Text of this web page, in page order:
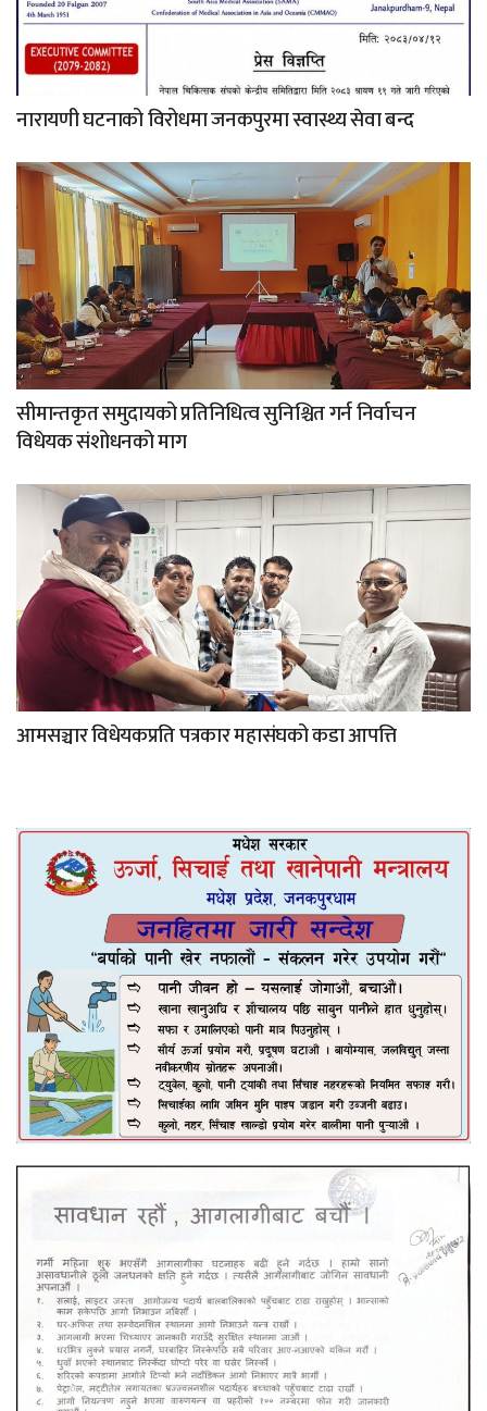
नारायणी घटनाको विरोधमा जनकपुरमा स्वास्थ्य सेवा बन्द
सीमान्तकृत समुदायको प्रतिनिधित्व सुनिश्चित गर्न निर्वाचन
विधेयक संशोधनको माग
आमसञ्चार विधेयकप्रति पत्रकार महासंघको कडा आपत्ति